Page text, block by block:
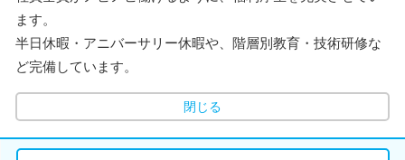
ます。
半日休暇・アニバーサリー休暇や、階層別教育・技術研修な
ど完備しています。
閉じる